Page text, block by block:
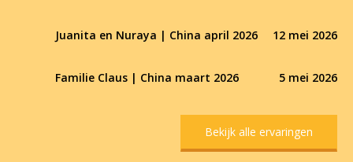
Juanita en Nuraya | China april 2026 12 mei 2026
Familie Claus | China maart 2026 5 mei 2026
Bekijk alle ervaringen